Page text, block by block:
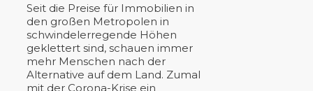
Seit die Preise für Immobilien in
den großen Metropolen in
schwindelerregende Höhen
geklettert sind, schauen immer
mehr Menschen nach der
Alternative auf dem Land. Zumal
mit der Corona-Krise ein